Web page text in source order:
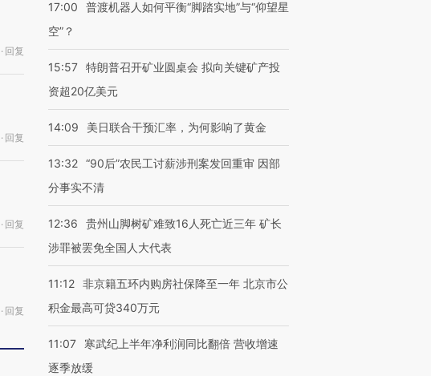
· 回复
· 回复
· 回复
· 回复
17:00
普渡机器人如何平衡“脚踏实地”与“仰望星
空”？
15:57 特朗普召开矿业圆桌会 拟向关键矿产投
资超20亿美元
14:09 美日联合干预汇率，为何影响了黄金
13:32 “90后”农民工讨薪涉刑案发回重审 因部
分事实不清
12:36
贵州山脚树矿难致16人死亡近三年 矿长
涉罪被罢免全国人大代表
11:12 非京籍五环内购房社保降至一年 北京市公
积金最高可贷340万元
11:07
寒武纪上半年净利润同比翻倍 营收增速
逐季放缓